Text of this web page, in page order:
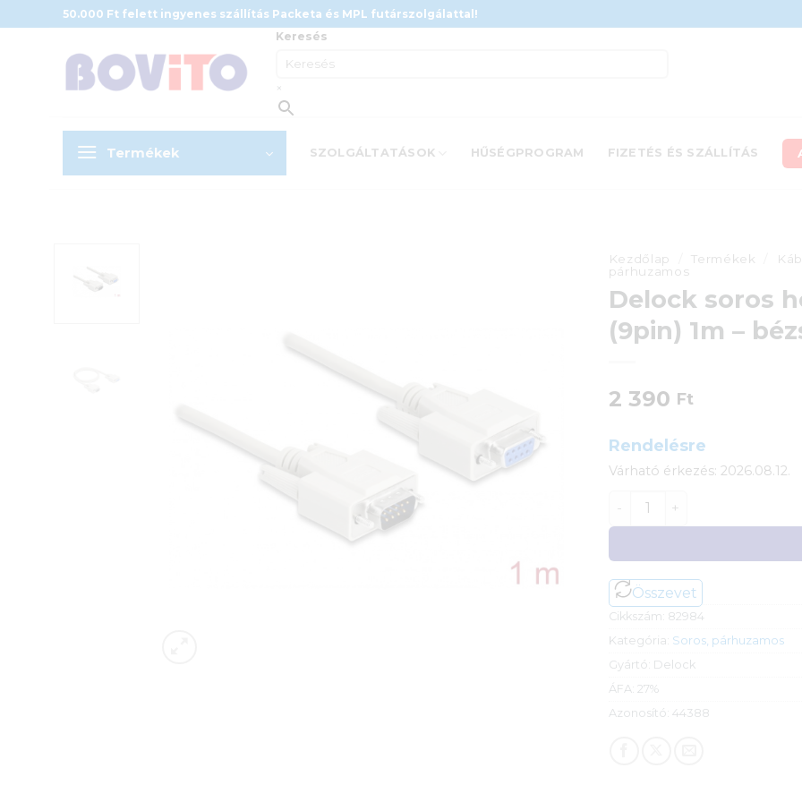
to
50.000 Ft felett ingyenes szállítás Packeta és MPL futárszolgálattal!
Keresés
×
Termékek SZOLGÁLTATÁSOK HŰSÉGPROGRAM FIZETÉS ÉS SZÁLLÍTÁS
Kezdőlap Termékek
párhuzamos
Delock soros
(9pin) 1m –
2 390 Ft
Rendelésre
Várható érkezés: 2026.08.12.
Delock soros hosszabbító
Összevet
Cikkszám: 82984
Kategória: Soros, párhuzamos
Gyártó: Delock
ÁFA: 27%
Azonosító: 44388